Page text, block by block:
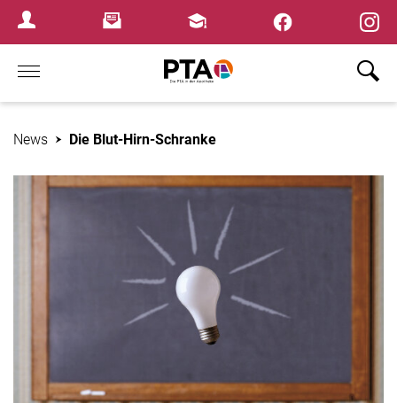
Login MenuNewsletterFortbildungen
Home
News Die Blut-Hirn-Schranke
×